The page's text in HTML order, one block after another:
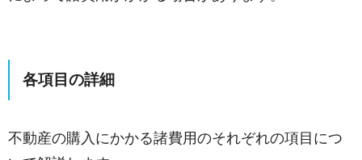
各項目の詳細
不動産の購入にかかる諸費用のそれぞれの項目につ